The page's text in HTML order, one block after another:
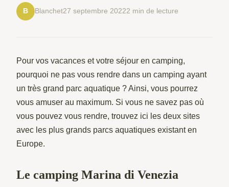
B Blanchet27 septembre 20222 min de lecture
Pour vos vacances et votre séjour en camping,
pourquoi ne pas vous rendre dans un camping ayant
un très grand parc aquatique ? Ainsi, vous pourrez
vous amuser au maximum. Si vous ne savez pas où
vous pouvez vous rendre, trouvez ici les deux sites
avec les plus grands parcs aquatiques existant en
Europe.
Le camping Marina di Venezia